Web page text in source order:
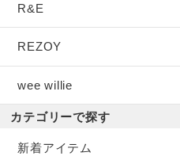
R&E
REZOY
wee willie
カテゴリーで探す
新着アイテム